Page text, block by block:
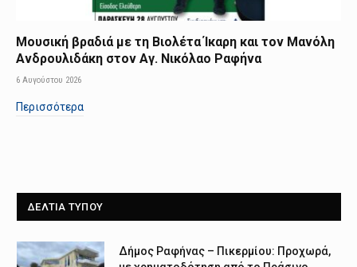
Μουσική βραδιά με τη Βιολέτα Ίκαρη και τον Μανόλη
Ανδρουλιδάκη στον Αγ. Νικόλαο Ραφήνα
6 Αυγούστου 2026
Περισσότερα
ΔΕΛΤΙΑ ΤΥΠΟΥ
Δήμος Ραφήνας – Πικερμίου: Προχωρά,